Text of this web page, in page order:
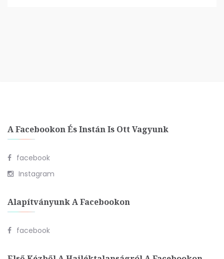
A Facebookon És Instán Is Ott Vagyunk
facebook
Instagram
Alapítványunk A Facebookon
facebook